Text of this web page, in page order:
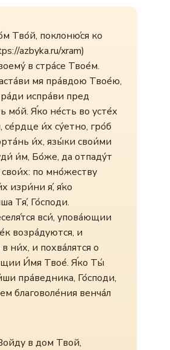
Тво́й, поклоню́ся ко
azbyka.ru/xram)
в стра́се Твое́м.
мя пра́вдою Твое́ю,
испра́ви пред
мо́й. Я́ко не́сть во усте́х
се́рдце и́х су́етно, гро́б
и́х, язы́ки свои́ми
и́м, Бо́же, да отпаду́т
по мно́жеству
изри́ни я́, я́ко
Тя́, Го́споди.
вси́, упова́ющии
возра́дуются, и
ни́х, и похва́лятся о
И́мя Твое́. Я́ко Ты́
пра́ведника, Го́споди,
благоволе́ния венча́л
в дом Твой,